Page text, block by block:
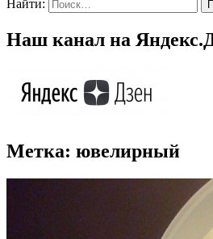
Найти:
Наш канал на
Метка: ювелирный